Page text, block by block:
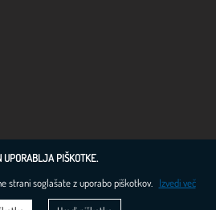
UPORABLJA PIŠKOTKE.
strani soglašate z uporabo piškotkov.
Izvedi več